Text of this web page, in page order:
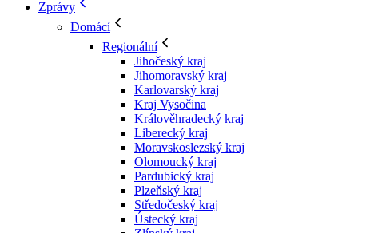
Zprávy
Domácí
Regionální
Jihočeský kraj
Jihomoravský kraj
Karlovarský kraj
Kraj Vysočina
Králověhradecký kraj
Liberecký kraj
Moravskoslezský kraj
Olomoucký kraj
Pardubický kraj
Plzeňský kraj
Středočeský kraj
Ústecký kraj